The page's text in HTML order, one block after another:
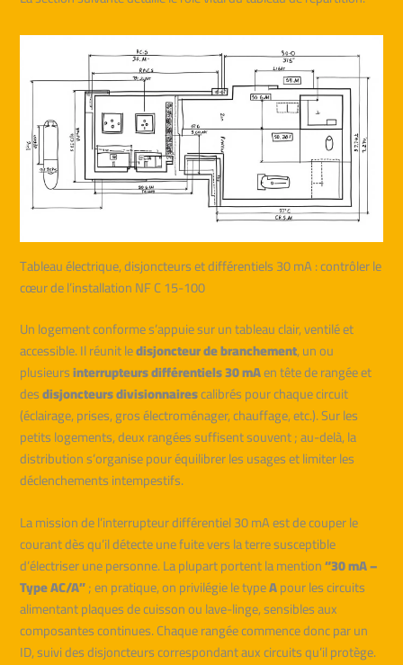
Tableau électrique, disjoncteurs et différentiels 30 mA : contrôler le
cœur de l’installation NF C 15-100
Un logement conforme s’appuie sur un tableau clair, ventilé et
accessible. Il réunit ledisjoncteur de branchement, un ou
plusieursinterrupteurs différentiels 30 mAen tête de rangée et
desdisjoncteurs divisionnairescalibrés pour chaque circuit
(éclairage, prises, gros électroménager, chauffage, etc.). Sur les
petits logements, deux rangées suffisent souvent ; au-delà, la
distribution s’organise pour équilibrer les usages et limiter les
déclenchements intempestifs.
La mission de l’interrupteur différentiel 30 mA est de couper le
courant dès qu’il détecte une fuite vers la terre susceptible
d’électriser une personne. La plupart portent la mention“30 mA –
Type AC/A”; en pratique, on privilégie le typeApour les circuits
alimentant plaques de cuisson ou lave-linge, sensibles aux
composantes continues. Chaque rangée commence donc par un
ID, suivi des disjoncteurs correspondant aux circuits qu’il protège.